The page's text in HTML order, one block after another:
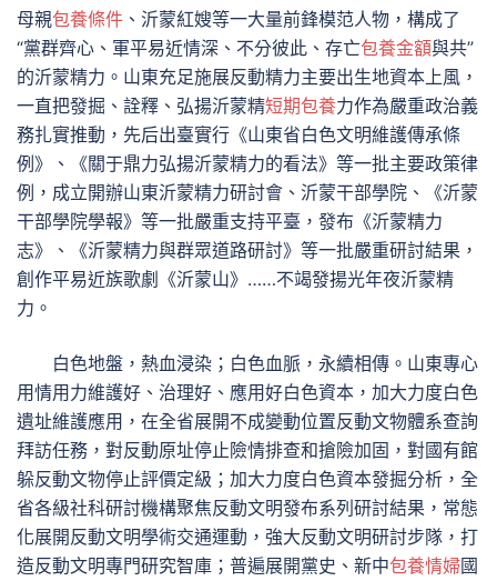
母親包養條件 、沂蒙紅嫂等一大量前鋒模范人物，構成了
“黨群齊心、軍平易近情深、不分彼此、存亡包養金額與共”
的沂蒙精力。山東充足施展反動精力主要出生地資本上風，
一直把發掘、詮釋、弘揚沂蒙精短期包養力作為嚴重政治義
務扎實推動，先后出臺實行《山東省白色文明維護傳承條
例》、《關于鼎力弘揚沂蒙精力的看法》等一批主要政策律
例，成立開辦山東沂蒙精力研討會、沂蒙干部學院、《沂蒙
干部學院學報》等一批嚴重支持平臺，發布《沂蒙精力
志》、《沂蒙精力與群眾道路研討》等一批嚴重研討結果，
創作平易近族歌劇《沂蒙山》……不竭發揚光年夜沂蒙精
力。
白色地盤，熱血浸染；白色血脈，永續相傳。山東專心
用情用力維護好、治理好、應用好白色資本，加大力度白色
遺址維護應用，在全省展開不成變動位置反動文物體系查詢
拜訪任務，對反動原址停止險情排查和搶險加固，對國有館
躲反動文物停止評價定級；加大力度白色資本發掘分析，全
省各級社科研討機構聚焦反動文明發布系列研討結果，常態
化展開反動文明學術交通運動，強大反動文明研討步隊，打
造反動文明專門研究智庫；普遍展開黨史、新中包養情婦國